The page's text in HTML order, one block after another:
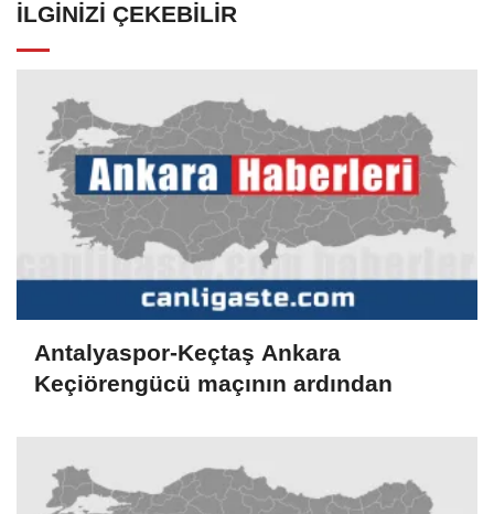
İLGINIZI ÇEKEBILIR
Antalyaspor-Keçtaş Ankara
Keçiörengücü maçının ardından